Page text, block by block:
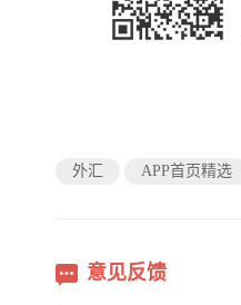
外汇 APP首页精选
意见反馈